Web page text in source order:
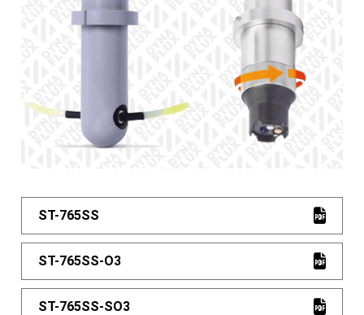
ST-765SS
ST-765SS-O3
ST-765SS-SO3